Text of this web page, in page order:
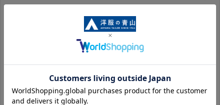
毎回のご注文時に入力いただく必要があります。
※洋服の青山オンラインストアのポイントは付与されません。
また、ゲスト購入後の会員情報統合・ポイントの付与は、対応
※購入履歴の確認、領収書の発行、キャンセル手続きはご利用
いただけません。